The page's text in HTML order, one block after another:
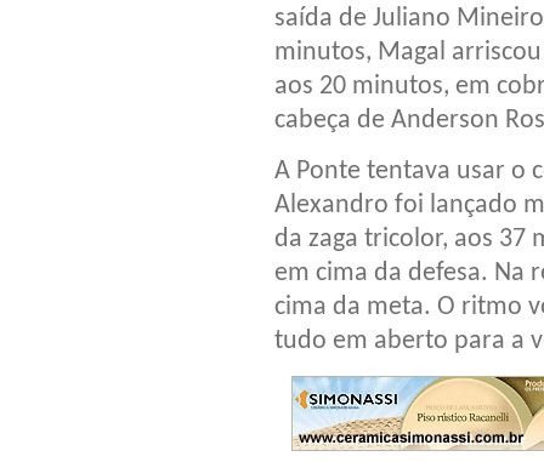
saída de Juliano
minutos, Magal
aos 20 minutos, em
cabeça de Anderson
A Ponte tentava usar o
Alexandro foi lançado
da zaga tricolor, aos 37
em cima da defesa. Na
cima da meta. O ritmo
tudo em aberto para a